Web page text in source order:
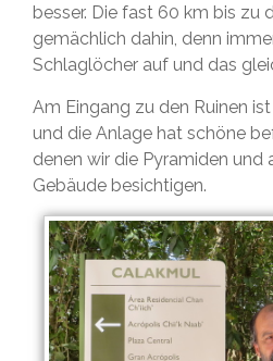
besser. Die fast 60 km bis zu
gemächlich dahin, denn
Schlaglöcher auf und das
Am Eingang zu den Ruinen
und die Anlage hat schöne
denen wir die Pyramiden und
Gebäude besichtigen.